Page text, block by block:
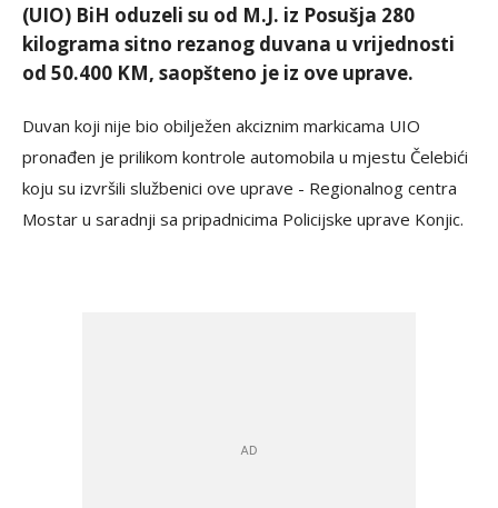
(UIO) BiH oduzeli su od M.J. iz Posušja 280
kilograma sitno rezanog duvana u vrijednosti
od 50.400 KM, saopšteno je iz ove uprave.
Duvan koji nije bio obilježen akciznim markicama UIO
pronađen je prilikom kontrole automobila u mjestu Čelebići
koju su izvršili službenici ove uprave - Regionalnog centra
Mostar u saradnji sa pripadnicima Policijske uprave Konjic.